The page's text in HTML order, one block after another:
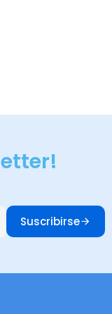
Suscribirse